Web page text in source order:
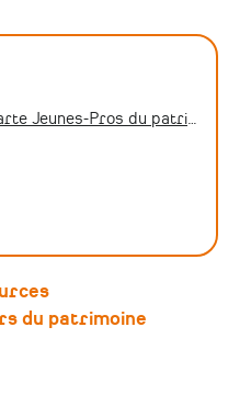
Tristan Mahéo sur la carte Jeunes-Pros du patrimoine
du patrimoine